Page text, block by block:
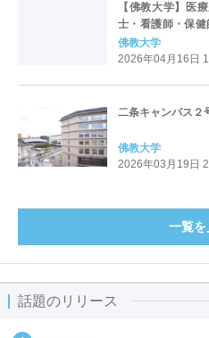
【佛教大学】医
士・看護師・保
は4年連続、保健
佛教大学
2026年04月16日
二条キャンパス
佛教大学
2026年03月19日
一覧を
話題のリリース